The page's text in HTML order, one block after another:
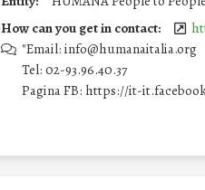
How can you get in contact:
"Email: info@humanaitalia.org
Tel: 02-93.96.40.37
Pagina FB: https://it-